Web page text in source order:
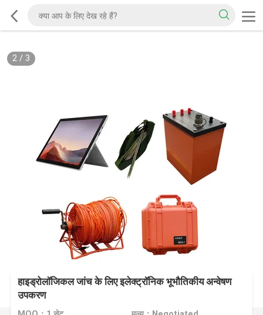
2/ 3
हाइड्रोलॉजिकल जांच के लिए इलेक्ट्रॉनिक भूभौतिकीय अन्वेषण
उपकरण